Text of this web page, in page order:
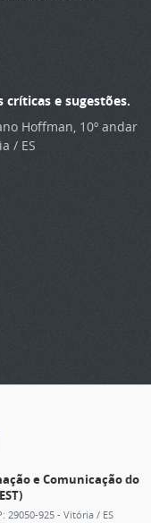
críticas e sugestões.
Hoffman, 10º andar
/ ES
e Comunicação do
29050-925 - Vitória / ES